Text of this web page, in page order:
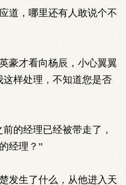
道，哪里还有人敢说个不
豪才看向杨辰，小心翼翼
样处理，不知道您是否
的经理已经被带走了，
经理？”
发生了什么，从他进入天